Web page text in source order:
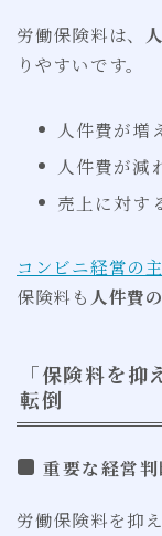
労働保険料は、
りやすいです。
人件費が増
人件費が減
売上に対す
コンビニ経営の
保険料も 人件費
「保険料を
転倒
重要な経営判
労働保険料を抑